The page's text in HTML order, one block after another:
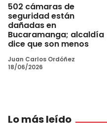
502 cámaras de
seguridad están
dañadas en
Bucaramanga; alcaldía
dice que son menos
Juan Carlos Ordóñez
18/06/2026
Lo más leído